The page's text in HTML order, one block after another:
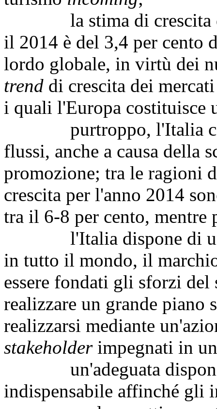
la stima di crescita del
il 2014 è del 3,4 per cento
lordo globale, in virtù dei
trend di crescita dei
i quali l'Europa costituisce
purtroppo, l'Italia
flussi, anche a causa della
promozione; tra le ragioni
crescita per l'anno 2014
tra il 6-8 per cento, mentre
l'Italia dispone di un
in tutto il mondo, il
essere fondati gli sforzi del
realizzare un grande piano
realizzarsi mediante
stakeholderimpegnati in
un'adeguata
indispensabile affinché